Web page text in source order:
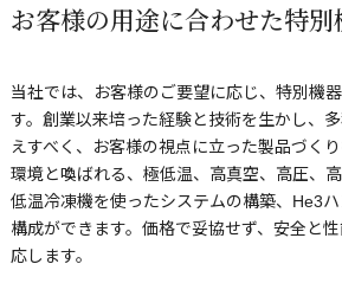
お客様の用途に合わせた特
当社では、お客様のご要望に応じ、特別機
す。創業以来培った経験と技術を生かし、
えすべく、お客様の視点に立った製品づく
環境と喚ばれる、極低温、高真空、高圧、
低温冷凍機を使ったシステムの構築、He3
構成ができます。価格で妥協せず、安全と
応します。